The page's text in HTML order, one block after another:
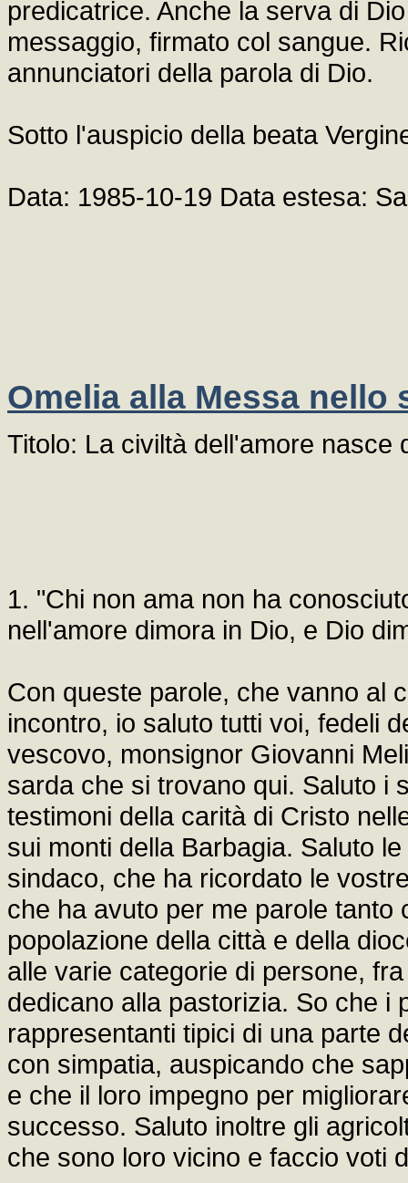
predicatrice. Anche la serva di
messaggio, firmato col sangue.
annunciatori della parola di Dio.
Sotto l'auspicio della beata
Data: 1985-10-19 Data estesa:
Omelia alla Messa nello
Titolo: La civiltà dell'amore nasce
1. "Chi non ama non ha
nell'amore dimora in Dio, e Dio
Con queste parole, che vanno al
incontro, io saluto tutti voi, fedeli
vescovo, monsignor Giovanni
sarda che si trovano qui. Saluto i
testimoni della carità di Cristo
sui monti della Barbagia. Saluto
sindaco, che ha ricordato le
che ha avuto per me parole tanto
popolazione della città e della
alle varie categorie di persone,
dedicano alla pastorizia. So che i
rappresentanti tipici di una parte
con simpatia, auspicando che
e che il loro impegno per
successo. Saluto inoltre gli
che sono loro vicino e faccio voti